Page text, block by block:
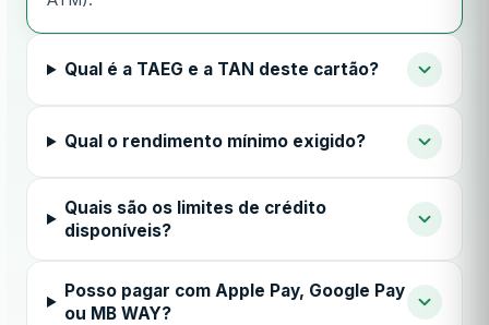
Qual é a TAEG e a TAN deste cartão?
Qual o rendimento mínimo exigido?
Quais são os limites de crédito
disponíveis?
Posso pagar com Apple Pay, Google Pay
ou MB WAY?